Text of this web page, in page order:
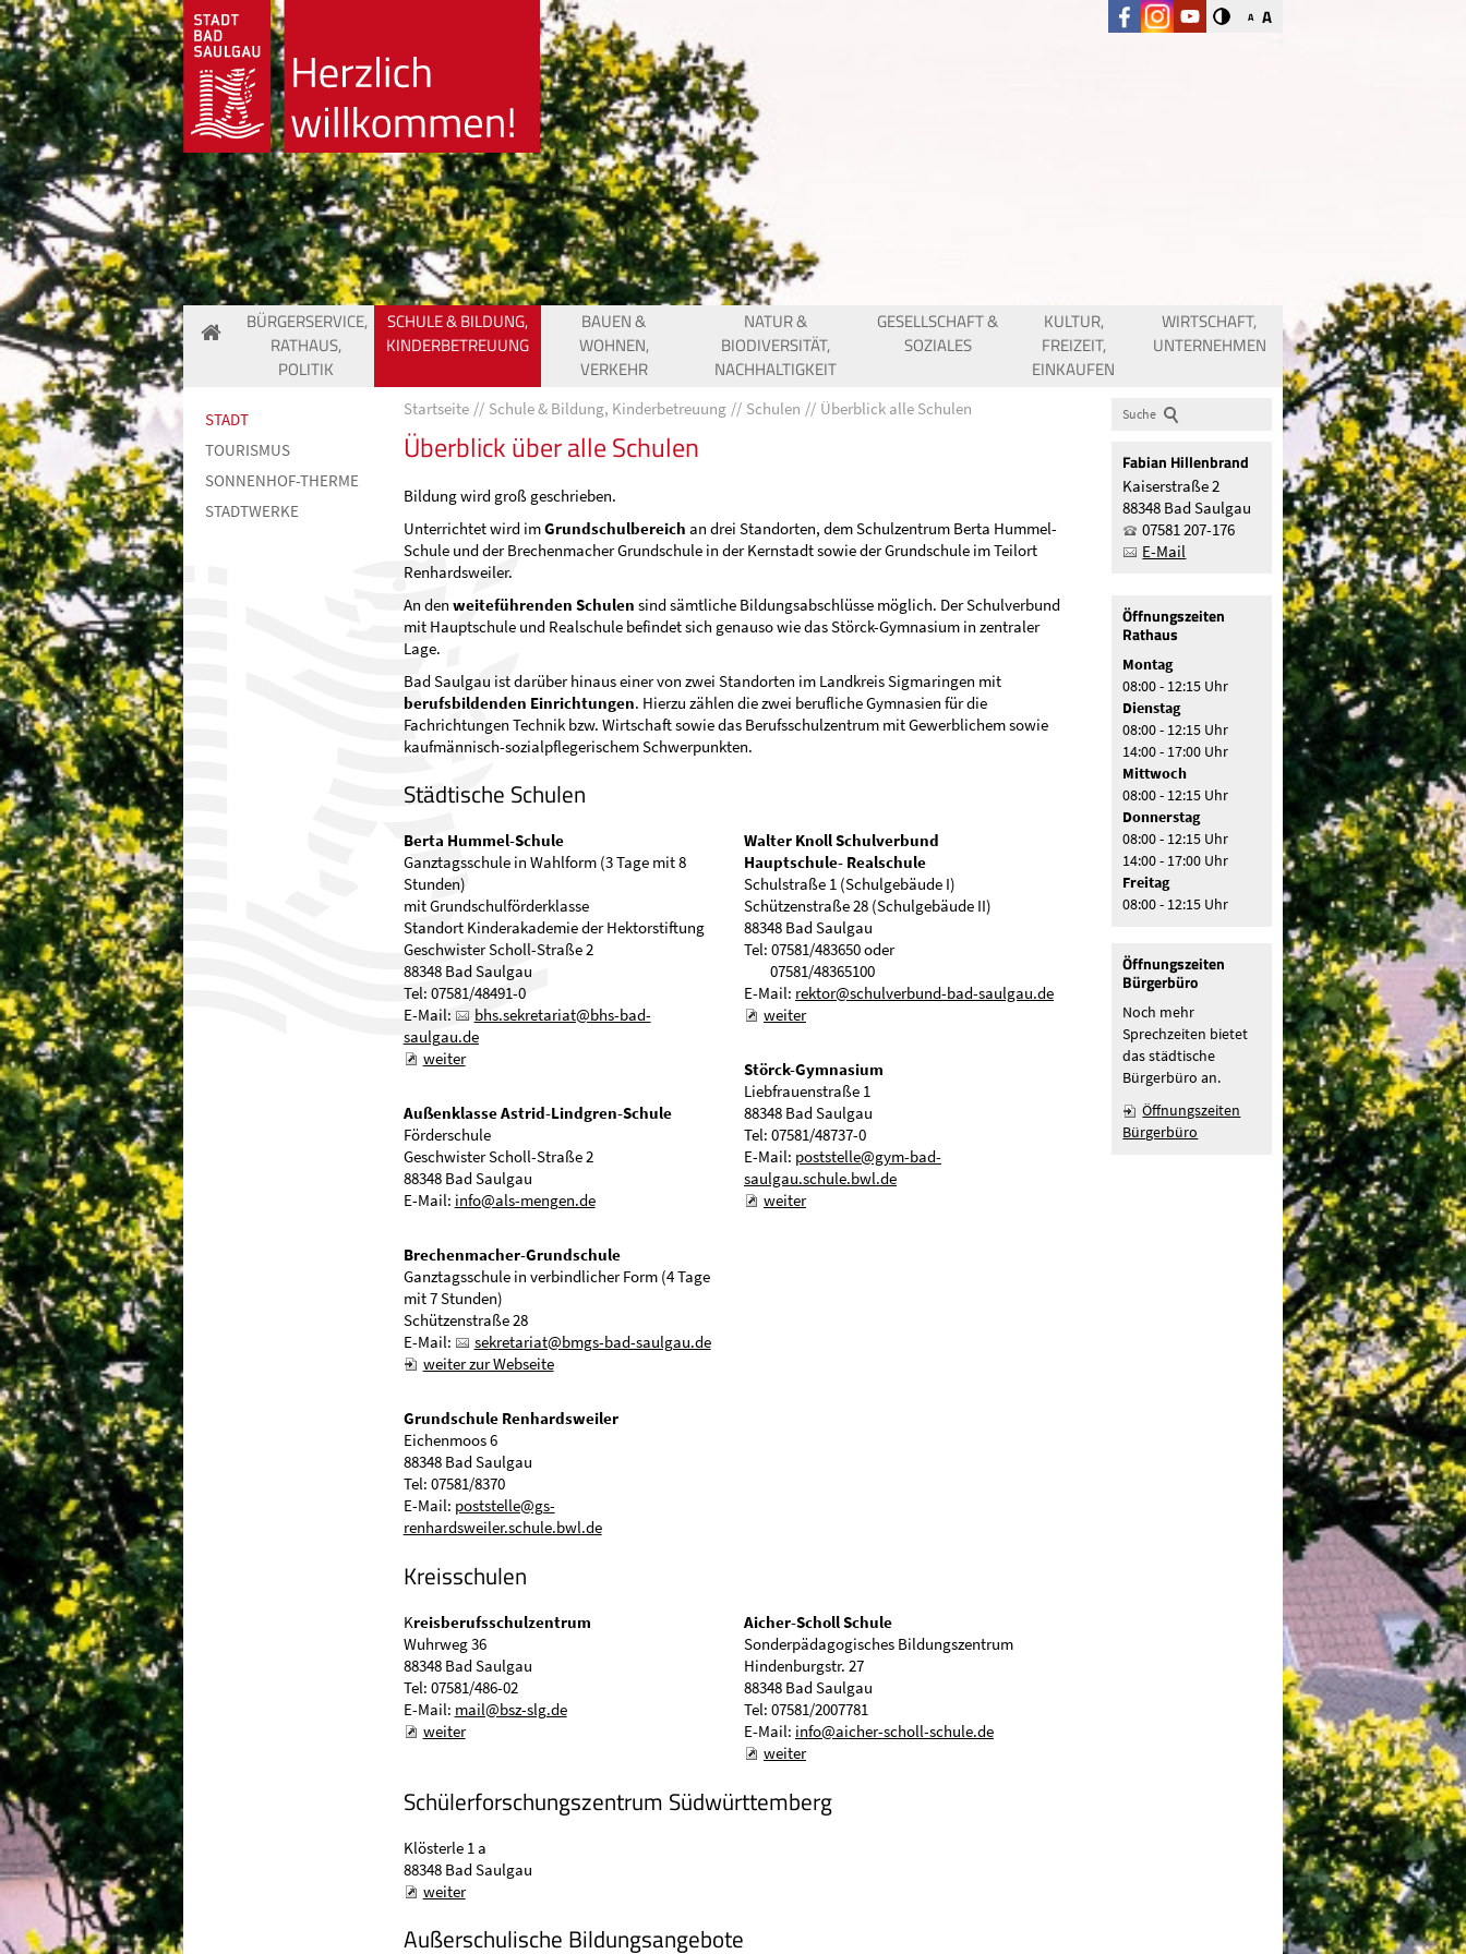
A A
BÜRGERSERVICE,
RATHAUS,
POLITIK
SCHULE & BILDUNG,
KINDERBETREUUNG
BAUEN &
WOHNEN,
VERKEHR
NATUR &
BIODIVERSITÄT,
NACHHALTIGKEIT
GESELLSCHAFT &
SOZIALES
KULTUR,
FREIZEIT,
EINKAUFEN
WIRTSCHAFT,
UNTERNEHMEN
STADT
TOURISMUS
SONNENHOF-THERME
STADTWERKE
Startseite Schule & Bildung, Kinderbetreuung Schulen Überblick alle Schulen
Überblick über alle Schulen
Bildung wird groß geschrieben.
Unterrichtet wird imGrundschulbereich an drei Standorten, dem Schulzentrum Berta Hummel-
Schule und der Brechenmacher Grundschule in der Kernstadt sowie der Grundschule im Teilort
Renhardsweiler.
An den weiteführenden Schulen sind sämtliche Bildungsabschlüsse möglich. Der Schulverbund
mit Hauptschule und Realschule befindet sich genauso wie das Störck-Gymnasium in zentraler
Lage.
Bad Saulgau ist darüber hinaus einer von zwei Standorten im Landkreis Sigmaringen mit
berufsbildenden Einrichtungen. Hierzu zählen die zwei berufliche Gymnasien für die
Fachrichtungen Technik bzw. Wirtschaft sowie das Berufsschulzentrum mit Gewerblichem sowie
kaufmännisch-sozialpflegerischem Schwerpunkten.
Städtische Schulen
Berta Hummel-Schule
Ganztagsschule in Wahlform (3 Tage mit 8
Stunden)
mit Grundschulförderklasse
Standort Kinderakademie der Hektorstiftung
Geschwister Scholl-Straße 2
88348 Bad Saulgau
Tel: 07581/48491-0
E-Mail:
bhs s kr t r t bhs-b d-
s
lg
d
weiter
Außenklasse Astrid-Lindgren-Schule
Förderschule
Geschwister Scholl-Straße 2
88348 Bad Saulgau
E-Mail: info@als-mengen.de
Brechenmacher-Grundschule
Ganztagsschule in verbindlicher Form (4 Tage
mit 7 Stunden)
Schützenstraße 28
E-Mail:
sekretariat@bmgs-bad-saulgau.de
weiter zur Webseite
Grundschule Renhardsweiler
Eichenmoos 6
88348 Bad Saulgau
Tel: 07581/8370
E-Mail: poststelle@gs-
renhardsweiler.schule.bwl.de
Walter Knoll Schulverbund
Hauptschule- Realschule
Schulstraße 1 (Schulgebäude I)
Schützenstraße 28 (Schulgebäude II)
88348 Bad Saulgau
Tel: 07581/483650 oder
07581/48365100
E-Mail: rektor@schulverbund-bad-saulgau.de
weiter
Störck-Gymnasium
Liebfrauenstraße 1
88348 Bad Saulgau
Tel: 07581/48737-0
E-Mail: poststelle@gym-bad-
saulgau.schule.bwl.de
weiter
Kreisschulen
Kreisberufsschulzentrum
Wuhrweg 36
88348 Bad Saulgau
Tel: 07581/486-02
E-Mail: mail@bsz-slg.de
weiter
Aicher-Scholl Schule
Sonderpädagogisches Bildungszentrum
Hindenburgstr. 27
88348 Bad Saulgau
Tel: 07581/2007781
E-Mail: info@aicher-scholl-schule.de
weiter
Schülerforschungszentrum Südwürttemberg
Klösterle 1 a
88348 Bad Saulgau
weiter
Außerschulische Bildungsangebote
Suche
Fabian Hillenbrand
Kaiserstraße 2
88348 Bad Saulgau
07581 207-176
E-Mail
Öffnungszeiten
Rathaus
Montag
08:00 - 12:15 Uhr
Dienstag
08:00 - 12:15 Uhr
14:00 - 17:00 Uhr
Mittwoch
08:00 - 12:15 Uhr
Donnerstag
08:00 - 12:15 Uhr
14:00 - 17:00 Uhr
Freitag
08:00 - 12:15 Uhr
Öffnungszeiten
Bürgerbüro
Noch mehr
Sprechzeiten bietet
das städtische
Bürgerbüro an.
Öffnungszeiten
Bürgerbüro